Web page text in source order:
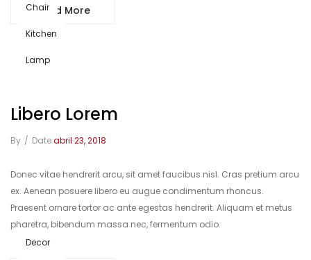
Read More
Chair
Kitchen
Lamp
Libero Lorem
By / Dateabril 23, 2018
Donec vitae hendrerit arcu, sit amet faucibus nisl. Cras pretium arcu
ex. Aenean posuere libero eu augue condimentum rhoncus.
Praesent ornare tortor ac ante egestas hendrerit. Aliquam et metus
pharetra, bibendum massa nec, fermentum odio.
Decor